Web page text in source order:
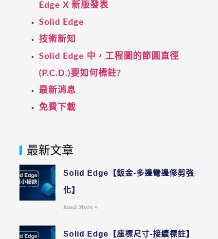
Edge X 新版發表
Solid Edge
技術新知
Solid Edge 中，工程圖的節圓直徑
(P.C.D.)要如何標註?
最新消息
免費下載
最新文章
Solid Edge【鈑金-多邊彎邊修剪強
化】
Read More »
Solid Edge【座標尺寸-接續標註】